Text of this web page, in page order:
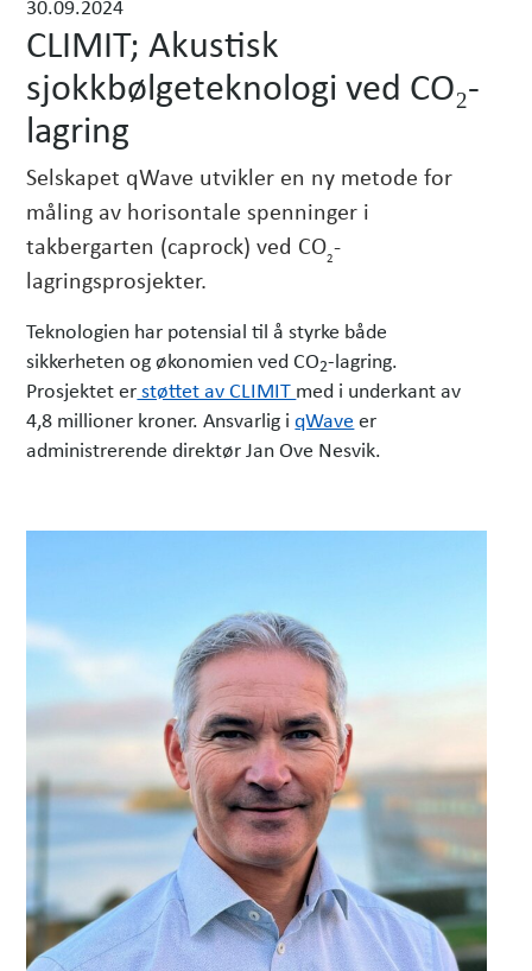
h
e
t
e
r
30.09.2024
CLIMIT; Akustisk
sjokkbølgeteknologi ved CO₂-
lagring
Selskapet qWave utvikler en ny metode for
måling av horisontale spenninger i
takbergarten (caprock) ved CO2-
lagringsprosjekter.
Teknologien har potensial til å styrke både
sikkerheten og økonomien ved CO2-lagring.
Prosjektet erstøttet av CLIMIT med i underkant av
4,8 millioner kroner. Ansvarlig iqWave er
administrerende direktør Jan Ove Nesvik.